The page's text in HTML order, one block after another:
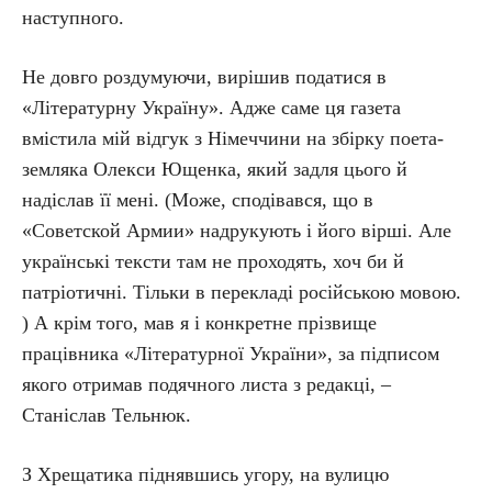
наступного.
Не довго роздумуючи, вирішив податися в
«Літературну Україну». Адже саме ця газета
вмістила мій відгук з Німеччини на збірку поета-
земляка Олекси Ющенка, який задля цього й
надіслав її мені. (Може, сподівався, що в
«Советской Армии» надрукують і його вірші. Але
українські тексти там не проходять, хоч би й
патріотичні. Тільки в перекладі російською мовою.
) А крім того, мав я і конкретне прізвище
працівника «Літературної України», за підписом
якого отримав подячного листа з редакці, –
Станіслав Тельнюк.
З Хрещатика піднявшись угору, на вулицю